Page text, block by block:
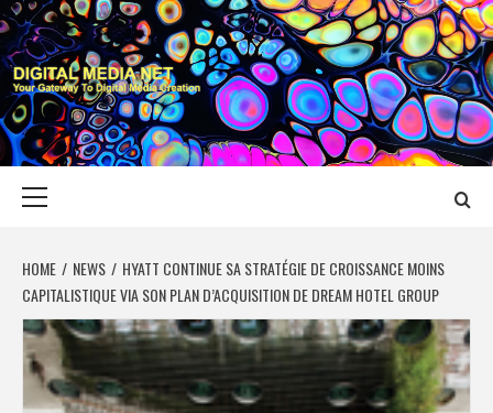
Skip
to
content
DIGITAL MEDIA
YOUR GATEWAY TO DIGITAL MEDIA CREATION
HOME NEWS
HYATT CONTINUE SA STRATÉGIE DE CROISSANCE MOINS
CAPITALISTIQUE VIA SON PLAN D’ACQUISITION DE DREAM HOTEL GROUP